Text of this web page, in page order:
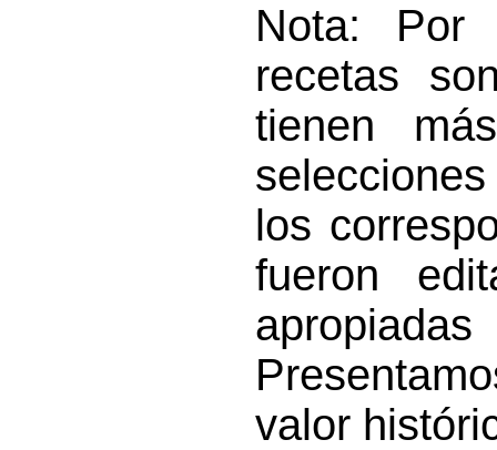
Nota: Por
recetas
tienen
los
fueron
valor